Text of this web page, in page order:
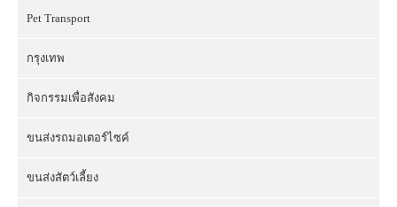
Pet Transport
กรุงเทพ
กิจกรรมเพื่อสังคม
ขนส่งรถมอเตอร์ไซค์
ขนส่งสัตว์เลี้ยง